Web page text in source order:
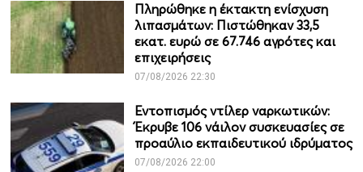
Πληρώθηκε η έκτακτη ενίσχυση
λιπασμάτων: Πιστώθηκαν 33,5
εκατ. ευρώ σε 67.746 αγρότες και
επιχειρήσεις
07/08/2026 22:30
Εντοπισμός ντίλερ ναρκωτικών:
Έκρυβε 106 νάιλον συσκευασίες σε
προαύλιο εκπαιδευτικού ιδρύματος
07/08/2026 22:00